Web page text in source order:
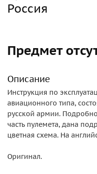
Россия
Предмет
Описание
Инструкция по
авиационного типа,
русской армии.
часть пулемета, дана
цветная схема. На
Оригинал.